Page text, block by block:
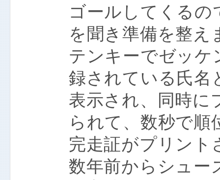
ゴールしてくるの
を聞き準備を整え
テンキーでゼッケ
録されている氏名
表示され、同時に
られて、数秒で
完走証がプリント
数年前からシュー